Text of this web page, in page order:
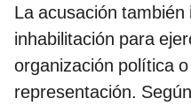
La acusación
inhabilitación para
organización política
representación.